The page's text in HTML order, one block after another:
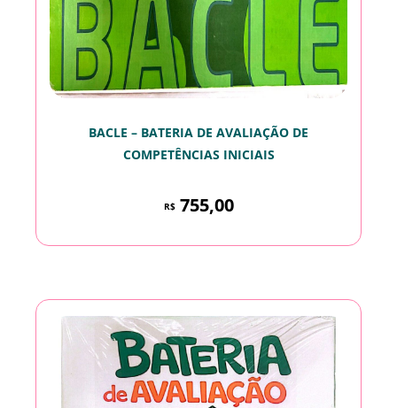
BACLE – BATERIA DE AVALIAÇÃO DE
COMPETÊNCIAS INICIAIS
R$755,00